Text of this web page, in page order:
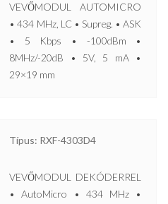
VEVŐMODUL AUTOMICRO
• 434 MHz, LC • Supreg. • ASK
• 5 Kbps • -100dBm •
8MHz/-20dB • 5V, 5 mA •
29×19 mm
Típus: RXF-4303D4
VEVŐMODUL DEKÓDERREL
• AutoMicro • 434 MHz •